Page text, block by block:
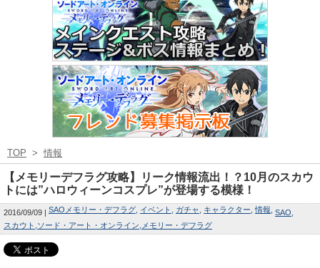
TOP > 情報
【メモリーデフラグ攻略】リーク情報流出！？10月のスカウ
トには”ハロウィーンコスプレ”が登場する模様！
2016/09/09 SAOメモリー・デフラグ イベント ガチャ キャラクター 情報 SAO
スカウト ソード・アート・オンライン メモリー・デフラグ